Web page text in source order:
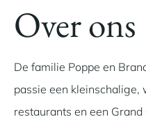
Over ons
De familie Poppe en
passie een kleinschalige,
restaurants en een